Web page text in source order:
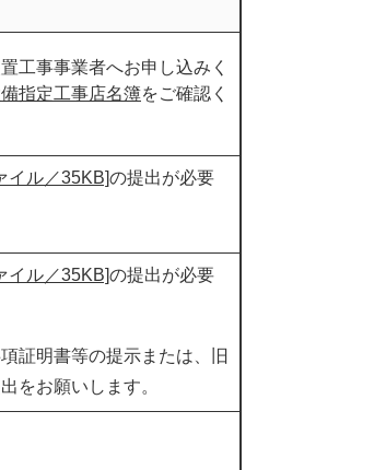
工事事業者へお申し込みく
指定工事店名簿をご確認く
イル／35KB]の提出が必要
イル／35KB]の提出が必要
証明書等の提示または、旧
をお願いします。